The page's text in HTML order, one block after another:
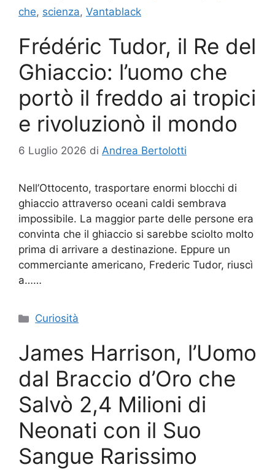
che, scienza, Vantablack
Frédéric Tudor, il Re del
Ghiaccio: l’uomo che
portò il freddo ai tropici
e rivoluzionò il mondo
6 Luglio 2026 di Andrea Bertolotti
Nell’Ottocento, trasportare enormi blocchi di
ghiaccio attraverso oceani caldi sembrava
impossibile. La maggior parte delle persone era
convinta che il ghiaccio si sarebbe sciolto molto
prima di arrivare a destinazione. Eppure un
commerciante americano, Frederic Tudor, riuscì
a……
Categorie
Curiosità
James Harrison, l’Uomo
dal Braccio d’Oro che
Salvò 2,4 Milioni di
Neonati con il Suo
Sangue Rarissimo